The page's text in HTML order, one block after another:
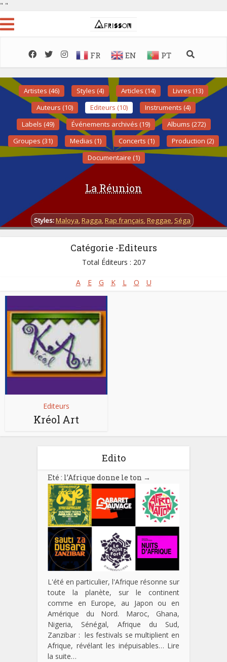
" "
FR EN PT
Artistes (46) Styles (4) Articles (14)
Livres (13)
Auteurs (10)
Editeurs (10)
Instruments (4)
Labels (49)
Événements archivés (19)
Albums (272)
Groupes (31)
Medias (1) Concerts (1)
Production (2)
Documentaire (1)
La Réunion
Styles:Maloya,Ragga,Rap français,Reggae, Séga
Catégorie -Editeurs
Total Éditeurs : 207
A E G K L O U
Editeurs
Kréol Art
Edito
Eté : l’Afrique donne le ton →
L'été en particulier, l'Afrique résonne sur
toute la planète, sur le continent
comme en Europe, au Japon ou en
Amérique du Nord. Maroc, Ghana,
Nigeria, Sénégal, Afrique du Sud,
Zanzibar : les festivals se multiplient en
Afrique, révélant les inépuisables… Lire
la suite…